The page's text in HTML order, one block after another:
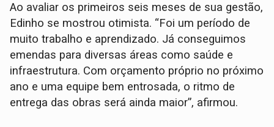
Ao avaliar os primeiros seis meses de sua gestão,
Edinho se mostrou otimista. “Foi um período de
muito trabalho e aprendizado. Já conseguimos
emendas para diversas áreas como saúde e
infraestrutura. Com orçamento próprio no próximo
ano e uma equipe bem entrosada, o ritmo de
entrega das obras será ainda maior”, afirmou.